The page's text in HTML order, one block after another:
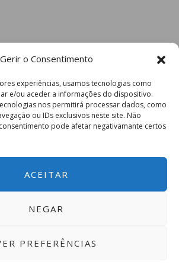
Gerir o Consentimento
experiências, usamos tecnologias como
e/ou aceder a informações do dispositivo.
nos permitirá processar dados, como
ou IDs exclusivos neste site. Não
pode afetar negativamante certos
ACEITAR
NEGAR
PREFERÊNCIAS